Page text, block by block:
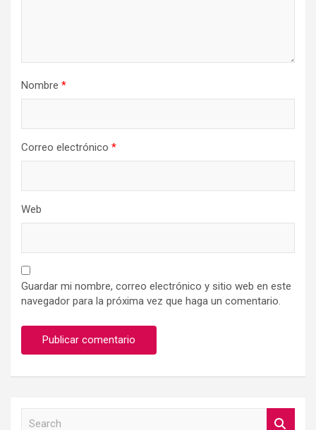
Nombre *
Correo electrónico *
Web
Guardar mi nombre, correo electrónico y sitio web en este
navegador para la próxima vez que haga un comentario.